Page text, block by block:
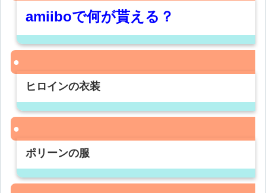
amiiboで何が貰える？
ヒロインの衣装
ポリーンの服